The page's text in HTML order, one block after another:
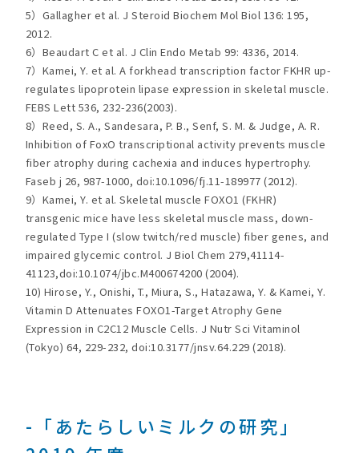
5）Gallagher et al. J Steroid Biochem Mol Biol 136: 195,
2012.
6）Beaudart C et al. J Clin Endo Metab 99: 4336, 2014.
7）Kamei, Y. et al. A forkhead transcription factor FKHR up-
regulates lipoprotein lipase expression in skeletal muscle.
FEBS Lett 536, 232-236(2003).
8）Reed, S. A., Sandesara, P. B., Senf, S. M. & Judge, A. R.
Inhibition of FoxO transcriptional activity prevents muscle
fiber atrophy during cachexia and induces hypertrophy.
Faseb j 26, 987-1000, doi:10.1096/fj.11-189977 (2012).
9）Kamei, Y. et al. Skeletal muscle FOXO1 (FKHR)
transgenic mice have less skeletal muscle mass, down-
regulated Type I (slow twitch/red muscle) fiber genes, and
impaired glycemic control. J Biol Chem 279,41114-
41123,doi:10.1074/jbc.M400674200 (2004).
10) Hirose, Y., Onishi, T., Miura, S., Hatazawa, Y. & Kamei, Y.
Vitamin D Attenuates FOXO1-Target Atrophy Gene
Expression in C2C12 Muscle Cells. J Nutr Sci Vitaminol
(Tokyo) 64, 229-232, doi:10.3177/jnsv.64.229 (2018).
-「あたらしいミルクの研究」